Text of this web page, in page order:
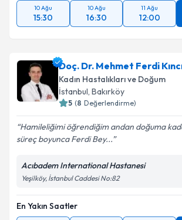
10 Ağu
15:30
10 Ağu
16:30
11 Ağu
12:00
Doç. Dr. Mehmet Ferdi
Kadın Hastalıkları ve Doğum
İstanbul, Bakırköy
5 (8 Değerlendirme)
Hamileliğimi öğrendiğim andan doğuma
süreç boyunca Ferdi Bey...
Acıbadem International Hastanesi
Yeşilköy, İstanbul Caddesi No:82
En Yakın Saatler